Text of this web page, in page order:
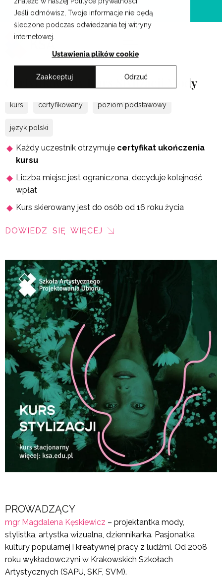
Jeśli odmówisz, Twoje informacje nie będą
śledzone podczas odwiedzania tej witryny
internetowej.
Ustawienia plików cookie
Zaakceptuj Odrzuć
Przejdź
treści
Krakowskie Szkoły Artystyczne
Certyfikowany Kurs Stylizacji Mody
kurs certyfikowany poziom podstawowy
język polski
Każdy uczestnik otrzymuje certyfikat ukończenia
kursu
Liczba miejsc jest ograniczona, decyduje kolejność
wpłat
Kurs skierowany jest do osób od 16 roku życia
DOWIEDZ SIĘ WIĘCEJ
PROWADZĄCY
mgr Magdalena Kęskiewicz – projektantka mody,
stylistka, artystka wizualna, dziennikarka. Pasjonatka
kultury popularnej i kreatywnej pracy z ludźmi. Od 2008
roku wykładowczyni w Krakowskich Szkołach
Artystycznych (SAPU, SKF, SVM).